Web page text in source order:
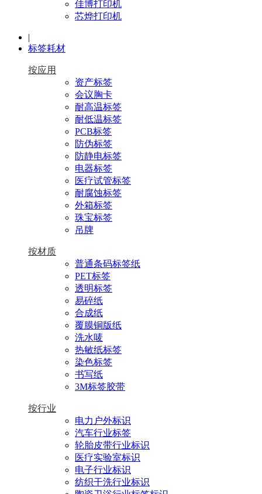
佳博打印机
芯烨打印机
|
标签耗材
按应用
资产标签
会议胸卡
耐高温标签
耐低温标签
PCB标签
防伪标签
防静电标签
电器标签
医疗试管标签
耐腐蚀标签
外箱标签
珠宝标签
吊牌
按材质
普通条码标签纸
PET标签
透明标签
易碎纸
合成纸
覆膜铜版纸
洗水唛
热敏纸标签
染色标签
书写纸
3M标签胶带
按行业
电力户外标识
汽车行业标签
轮胎皮带行业标识
医疗实验室标识
电子行业标识
纺织干洗行业标识